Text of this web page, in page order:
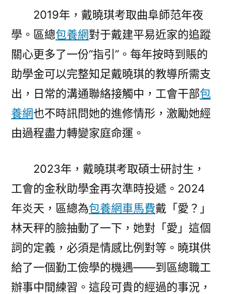
2019年，戴曉琪考取曲阜師范年夜
學。區總包養網對于戴建平易近家的追蹤
關心更多了一份“指引”。每年按時到賬的
助學金可以完整知足戴曉琪的教導所需支
出，日常的溝通聯絡接觸中，工會干部包
養網也不時訊問她的進修情形，激勵她經
由過程盡力轉變家庭命運。
2023年，戴曉琪考取碩士研討生，
工會的金秋助學金再次準時投遞。2024
年炎天，區總為包養網車馬費戴「愛？」
林天秤的臉抽動了一下，她對「愛」這個
詞的定義，必須是情感比例對等。曉琪供
給了一個勤工儉學的機遇——到區總職工
辦事中間練習。這段可貴的經過的事況，